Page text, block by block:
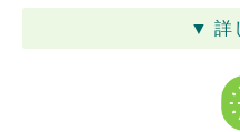
▼ 詳